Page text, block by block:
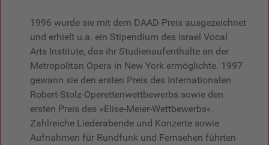
1996 wurde sie mit dem DAAD-Preis ausgezeichnet
und erhielt u.a. ein Stipendium des Israel Vocal
Arts Institute, das ihr Studienaufenthalte an der
Metropolitan Opera in New York ermöglichte. 1997
gewann sie den ersten Preis des Internationalen
Robert-Stolz-Operettenwettbewerbs sowie den
ersten Preis des »Elise-Meier-Wettbewerbs«.
Zahlreiche Liederabende und Konzerte sowie
Aufnahmen für Rundfunk und Fernsehen führten